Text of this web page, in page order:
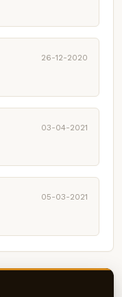
26-12-2020
03-04-2021
05-03-2021